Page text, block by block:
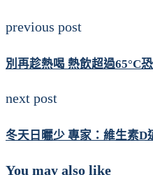
previous post
別再趁熱喝 熱飲超過65°C
next post
冬天日曬少 專家：維生素D
You may also like